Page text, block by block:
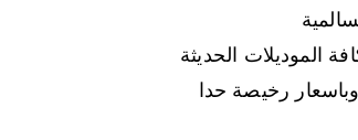
الموديلات الحديثة